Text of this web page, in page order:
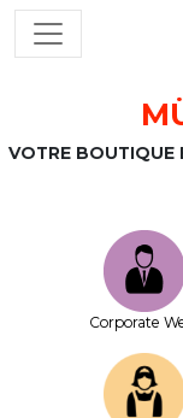
Passer au contenu
NAVIGATION
VOTRE BOUTIQUE
Corporate